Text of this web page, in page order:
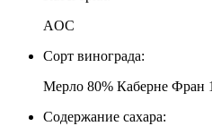
АOС
Сорт винограда:
Мерло 80% Каберне Фран
Содержание сахара: